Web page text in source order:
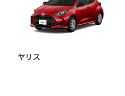
ヤリス